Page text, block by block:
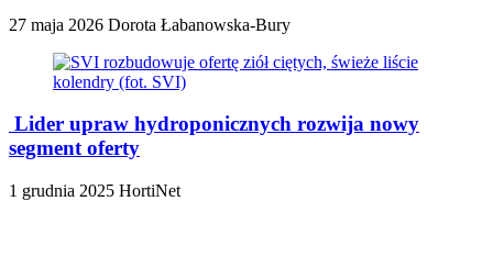
27 maja 2026 Dorota Łabanowska-Bury
Lider upraw hydroponicznych rozwija nowy
segment oferty
1 grudnia 2025 HortiNet